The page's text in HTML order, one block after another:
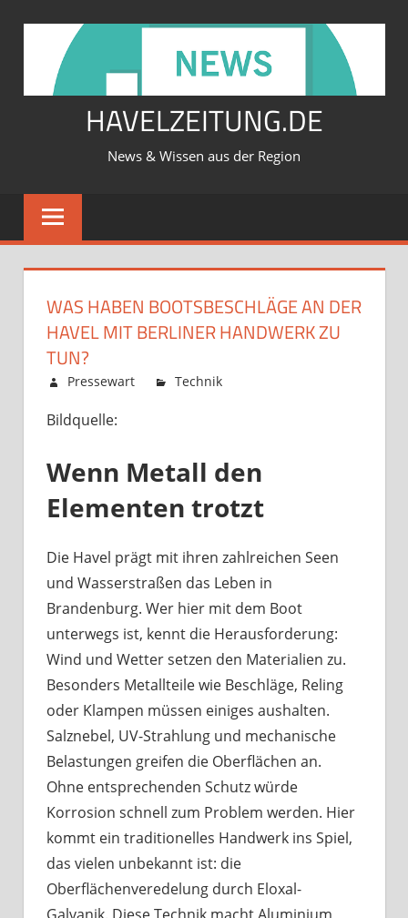
springen
HAVELZEITUNG.DE
News & Wissen aus der Region
WAS HABEN BOOTSBESCHLÄGE AN DER
HAVEL MIT BERLINER HANDWERK ZU
TUN?
Februar 12, 2026
Pressewart Technik
mit
tun?
Bildquelle:
Wenn Metall den
Elementen trotzt
Die Havel prägt mit ihren zahlreichen Seen
und Wasserstraßen das Leben in
Brandenburg. Wer hier mit dem Boot
unterwegs ist, kennt die Herausforderung:
Wind und Wetter setzen den Materialien zu.
Besonders Metallteile wie Beschläge, Reling
oder Klampen müssen einiges aushalten.
Salznebel, UV-Strahlung und mechanische
Belastungen greifen die Oberflächen an.
Ohne entsprechenden Schutz würde
Korrosion schnell zum Problem werden. Hier
kommt ein traditionelles Handwerk ins Spiel,
das vielen unbekannt ist: die
Oberflächenveredelung durch Eloxal-